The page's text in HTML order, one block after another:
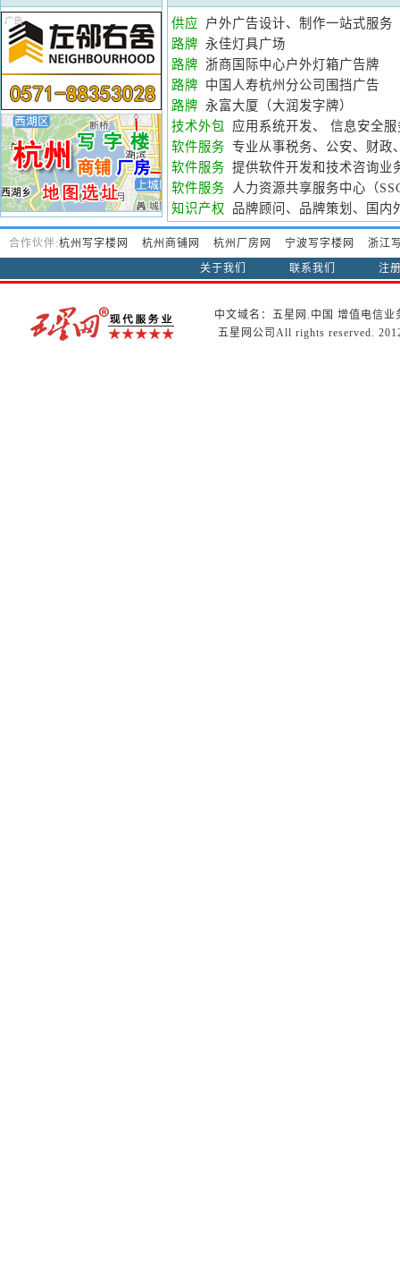
供应 户外广告设计、制作一站式服务
路牌 永佳灯具广场
路牌 浙商国际中心户外灯箱广告牌
路牌 中国人寿杭州分公司围挡广告
路牌 永富大厦（大润发字牌）
技术外包 应用系统开发、 信息安全服
软件服务 专业从事税务、公安、财政
软件服务 提供软件开发和技术咨询业
软件服务
人力资源共享服务中心（
知识产权 品牌顾问、品牌策划、国内
合作伙伴:杭州写字楼网 杭州商铺网 杭州厂房网 宁波写字楼网
浙江
关于我们
联系我们 注
中文域名：五星网.中国 增值电信业
五星网公司All rights reserved.